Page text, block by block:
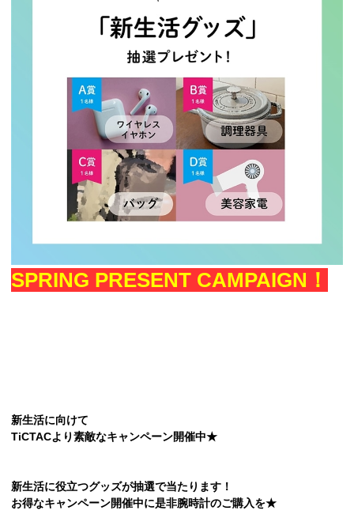
SPRING PRESENT CAMPAIGN！
新生活に向けて
TiCTACより素敵なキャンペーン開催中★
新生活に役立つグッズが抽選で当たります！
お得なキャンペーン開催中に是非腕時計のご購入を★